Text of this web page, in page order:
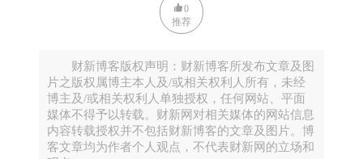
我当然想说“否”的，我的脑子又没有出毛病，怎么可
是一般的外人，是孟教授的外甥女，孟教授可是我们
学校的教务督导，专门监督老师们上课情况的。让他
的外甥女来旁听课，那不等于在我的课堂上安插个卧
0
推荐
财新博客版权声明：财新博客所发布文章及图
片之版权属博主本人及/或相关权利人所有，未经
博主及/或相关权利人单独授权，任何网站、平面
媒体不得予以转载。财新网对相关媒体的网站信息
内容转载授权并不包括财新博客的文章及图片。博
客文章均为作者个人观点，不代表财新网的立场和